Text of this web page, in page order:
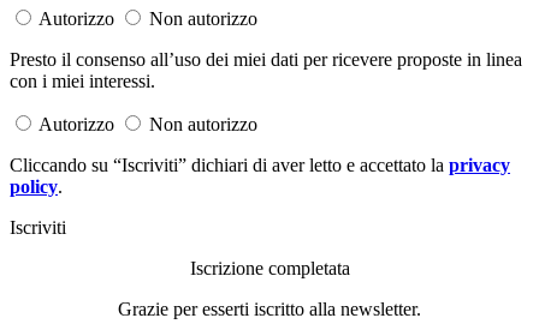
Autorizzo
Non autorizzo
Presto il consenso all’uso dei miei dati per ricevere proposte in linea
con i miei interessi.
Autorizzo
Non autorizzo
Cliccando su “Iscriviti” dichiari di aver letto e accettato la privacy
policy.
Iscriviti
Iscrizione completata
Grazie per esserti iscritto alla newsletter.